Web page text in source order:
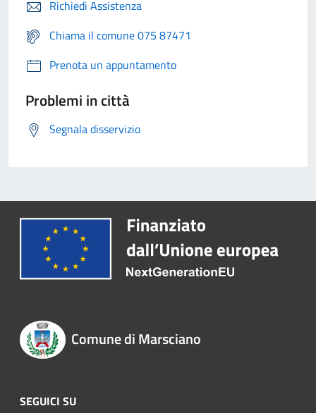
Richiedi Assistenza
Chiama il comune 075 87471
Prenota un appuntamento
Problemi in città
Segnala disservizio
Comune di Marsciano
SEGUICI SU